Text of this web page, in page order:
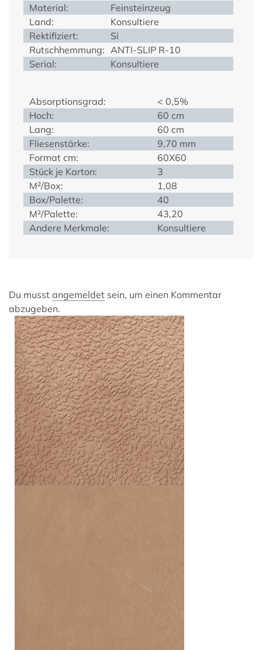
Material:
Feinsteinzeug
Land:
Konsultiere
Rektifiziert:
Si
Rutschhemmung: ANTI-SLIP R-10
Serial:
Konsultiere
Absorptionsgrad:
< 0,5%
Hoch:
60 cm
Lang:
60 cm
Fliesenstärke:
9,70 mm
Format cm:
60X60
Stück je Karton:
3
M²/Box:
1,08
Box/Palette:
40
M²/Palette:
43,20
Andere Merkmale:
Konsultiere
Du musst angemeldet sein, um einen Kommentar
abzugeben.